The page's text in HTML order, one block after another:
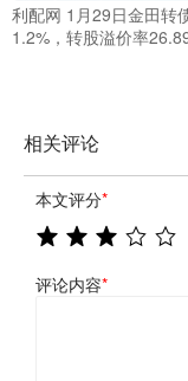
利配网 1月29日金田转
1.2%，转股溢价率
相关评论
本文评分*
评论内容*